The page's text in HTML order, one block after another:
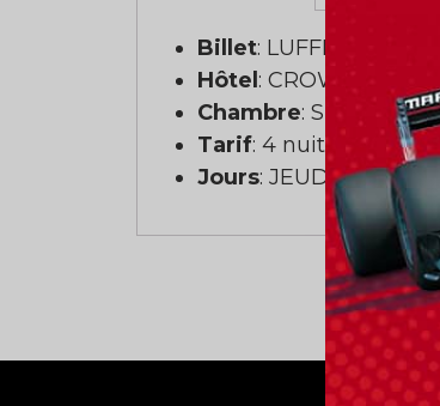
Billet: LUFFIELD
Hôtel: CROWNE
Chambre: Simple (1
Tarif: 4 nuits
Jours: JEUDI AU